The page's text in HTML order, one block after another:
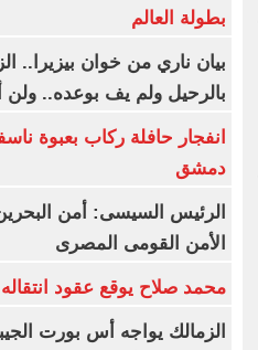
بطولة العالم
بيان ناري من خوان بيزيرا..
بالرحيل ولم يف بوعده.. ولن
انفجار حافلة ركاب بعبوة
دمشق
الرئيس السيسى: أمن
الأمن القومى المصرى
محمد صلاح يوقع عقود
الزمالك يواجه أس بورت